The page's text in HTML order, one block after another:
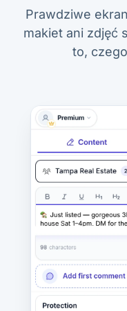
Prawdziwe
makiet ani zdjęć
to,